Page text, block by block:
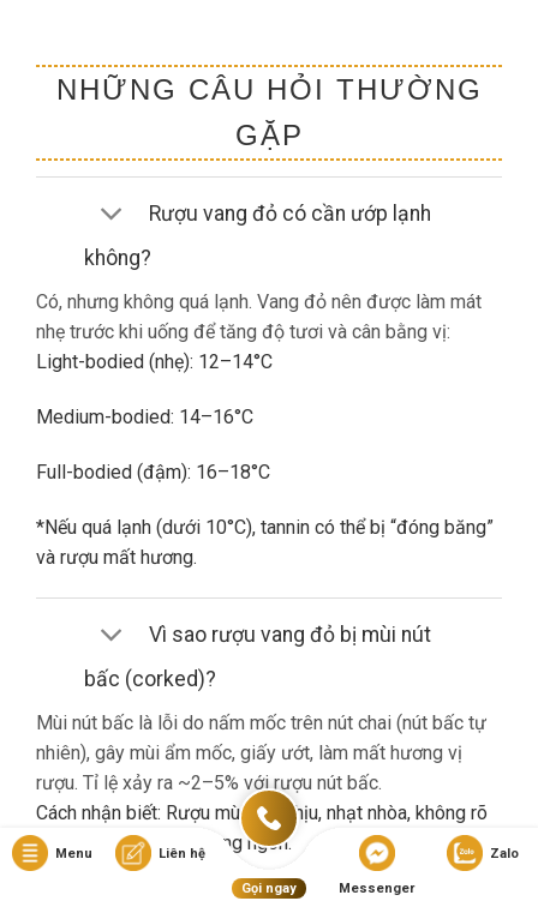
NHỮNG CÂU HỎI THƯỜNG
GẶP
Rượu vang đỏ có cần ướp lạnh
không?
Có, nhưng không quá lạnh. Vang đỏ nên được làm mát
nhẹ trước khi uống để tăng độ tươi và cân bằng vị:
Light-bodied (nhẹ): 12–14°C
Medium-bodied: 14–16°C
Full-bodied (đậm): 16–18°C
*Nếu quá lạnh (dưới 10°C), tannin có thể bị “đóng băng”
và rượu mất hương.
Vì sao rượu vang đỏ bị mùi nút
bấc (corked)?
Mùi nút bấc là lỗi do nấm mốc trên nút chai (nút bấc tự
nhiên), gây mùi ẩm mốc, giấy ướt, làm mất hương vị
rượu. Tỉ lệ xảy ra ~2–5% với rượu nút bấc.
Cách nhận biết: Rượu mùi khó chịu, nhạt nhòa, không rõ
hương trái cây dù là vang ngon.
Nếu gặp lỗi này, bạn nên liên hệ cửa hàng đổi trả (nếu có
Menu Liên hệ
Gọi ngay Messenger
Zalo